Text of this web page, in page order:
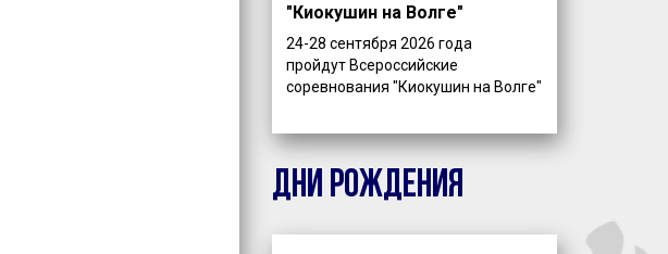
"Киокушин на Волге"
24-28 сентября 2026 года
пройдут Всероссийские
соревнования "Киокушин на Волге"
ДНИ РОЖДЕНИЯ